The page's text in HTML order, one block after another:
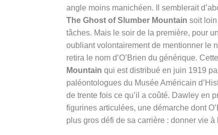
angle moins manichéen. Il semblerait
The Ghost of Slumber Mountain soit loin
tâches. Mais le soir de la première, pour
oubliant volontairement de mentionner le
retira le nom d’O’Brien du générique.
Mountain qui est distribué en juin 1919
paléontologues du Musée Américain
de trente fois ce qu’il a coûté. Dawley en
figurines articulées, une démarche dont
plus gros défi de sa carrière : donner vie